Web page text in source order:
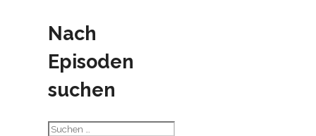
Nach
Episoden
suchen
Suchen